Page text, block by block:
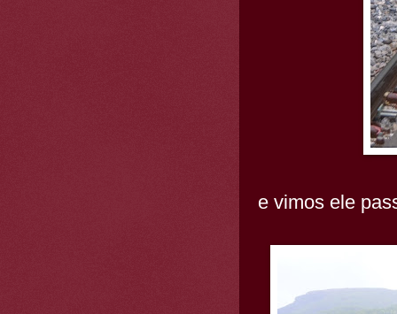
e vimos ele